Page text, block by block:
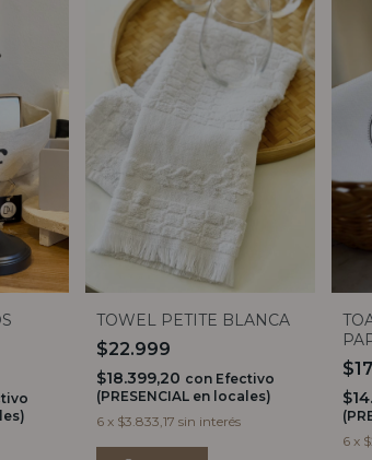
TOWEL PETITE BLANCA
$22.999
$18.399,20 con Efectivo
(PRESENCIAL en locales)
6 x $3.833,17 sin interés
X12
6 x